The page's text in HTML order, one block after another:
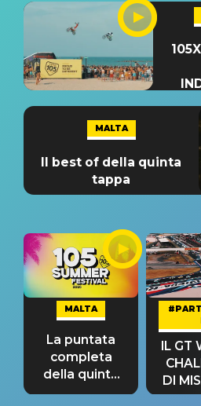
MALTA
Il best of della quinta
tappa
MALTA
La puntata
completa
della quinta
tappa
IL GT
DI